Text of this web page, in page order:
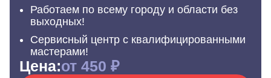
Работаем по всему городу и области без
выходных!
Сервисный центр с квалифицированными
мастерами!
Цена:от 450 ₽